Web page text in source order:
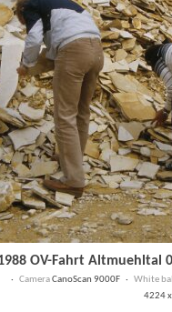
OV-Fahrt Altmuehltal
· CameraCanoScan 9000F · White
4224